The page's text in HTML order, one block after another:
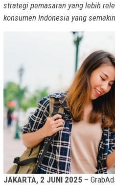
strategi pemasaran yang lebih
konsumen Indonesia yang
JAKARTA, 2 JUNI 2025 –